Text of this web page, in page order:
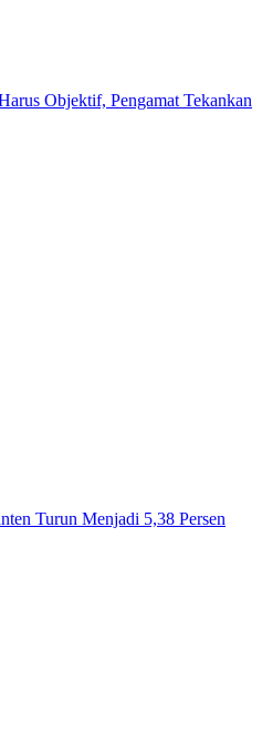
Objektif, Pengamat Tekankan
Turun Menjadi 5,38 Persen